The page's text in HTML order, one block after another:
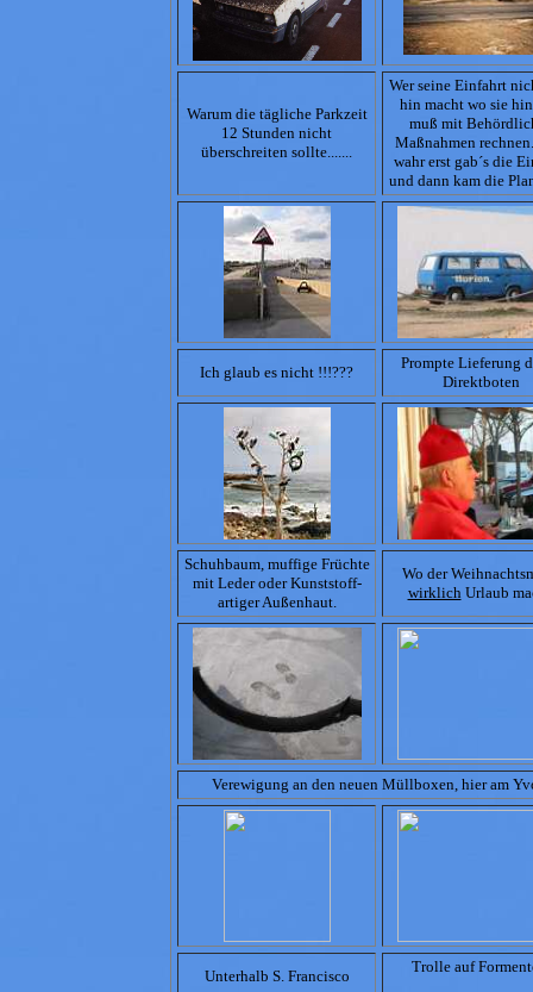
Warum die tägliche Parkzeit
12 Stunden nicht
überschreiten sollte.......
Wer seine Einfahrt
hin macht wo sie
muß mit
Maßnahmen
wahr erst gab´s die
und dann kam die
Ich glaub es nicht !!!???
Prompte Lieferung
Direktboten
Schuhbaum, muffige Früchte
mit Leder oder Kunststoff-
artiger Außenhaut.
Wo der
wirklichUrlaub
Verewigung an den neuen Müllboxen, hier am
Unterhalb S. Francisco
Trolle auf